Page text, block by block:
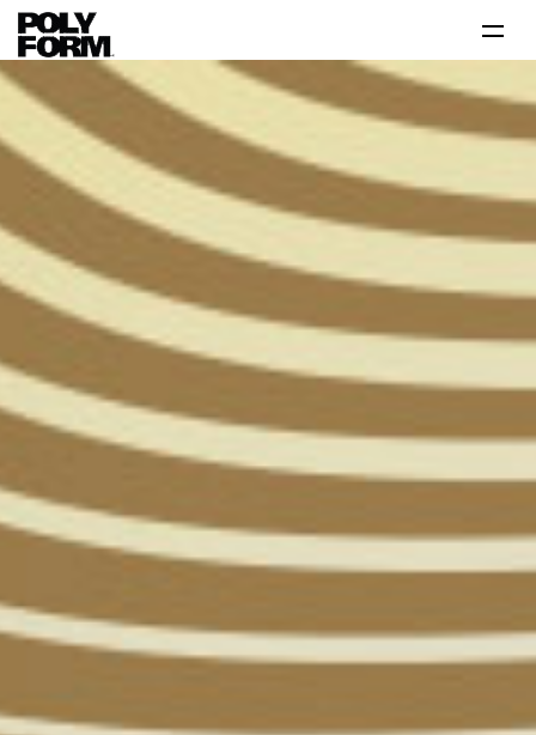
Contáctanos 800 712 6639
Productos
Tutoriales
Problema-Solución
Inspiración